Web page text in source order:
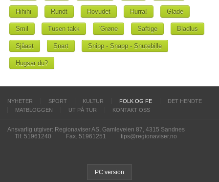
Hihihi Rundt Hovudet Hurra! Glade
Smil Tusen takk 'Grøne Saftige Bladlus
Sjåast Snart Snipp - Snapp - Snutebille
Hugsar du?
NYHETER SPORT KULTUR FOLK OG FE
DET HENDTE
MATBLOGGEN
UT PÅ TUR KONTAKT OSS
Ansvarlig utgiver: Regionaviser AS, Gamleveien 87, 4315 Sandnes
Tlf. 51961240
Fax. 51961251 tips@regionaviser.no
PC version